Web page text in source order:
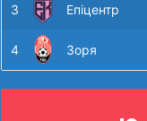
3 Епіцентр
4 Зоря